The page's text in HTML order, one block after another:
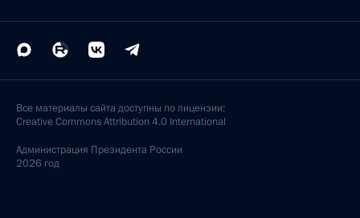
Все материалы сайта доступны по лицензии:
Creative Commons Attribution 4.0 International
Администрация Президента России
2026 год